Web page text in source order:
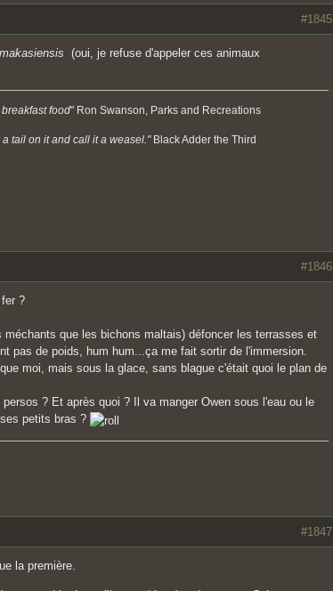
#1845
(oui, je refuse d'appeler ces animaux
food" Ron Swanson, Parks and Recreations
tail on it and call it a weasel."Black Adder the Third
#1846
?
que les bichons maltais) défoncer les terrasses et
pas de poids, hum hum...ça me fait sortir de l'immersion.
moi, mais sous la glace, sans blague c'était quoi le plan de
? Et après quoi ? Il va manger Owen sous l'eau ou le
petits bras ?
#1847
la première.